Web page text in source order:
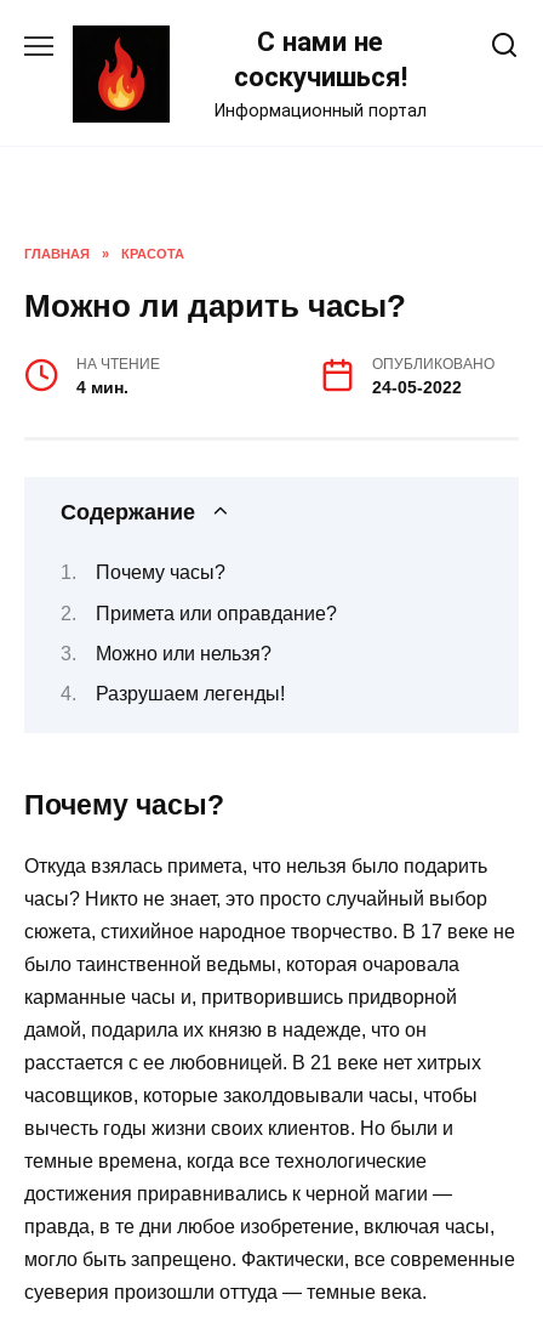
С нами не
соскучишься!
Информационный портал
ГЛАВНАЯ » КРАСОТА
Можно ли дарить часы?
НА ЧТЕНИЕ
4 мин.
ОПУБЛИКОВАНО
24-05-2022
Содержание
Почему часы?
Примета или оправдание?
Можно или нельзя?
Разрушаем легенды!
Почему часы?
Откуда взялась примета, что нельзя было подарить
часы? Никто не знает, это просто случайный выбор
сюжета, стихийное народное творчество. В 17 веке не
было таинственной ведьмы, которая очаровала
карманные часы и, притворившись придворной
дамой, подарила их князю в надежде, что он
расстается с ее любовницей. В 21 веке нет хитрых
часовщиков, которые заколдовывали часы, чтобы
вычесть годы жизни своих клиентов. Но были и
темные времена, когда все технологические
достижения приравнивались к черной магии —
правда, в те дни любое изобретение, включая часы,
могло быть запрещено. Фактически, все современные
суеверия произошли оттуда — темные века.